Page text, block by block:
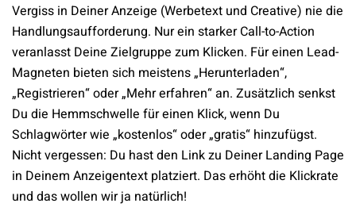
Vergiss in Deiner Anzeige (Werbetext und Creative) nie die
Handlungsaufforderung. Nur ein starker Call-to-Action
veranlasst Deine Zielgruppe zum Klicken. Für einen Lead-
Magneten bieten sich meistens „Herunterladen“,
„Registrieren“ oder „Mehr erfahren“ an. Zusätzlich senkst
Du die Hemmschwelle für einen Klick, wenn Du
Schlagwörter wie „kostenlos“ oder „gratis“ hinzufügst.
Nicht vergessen: Du hast den Link zu Deiner Landing Page
in Deinem Anzeigentext platziert. Das erhöht die Klickrate
und das wollen wir ja natürlich!